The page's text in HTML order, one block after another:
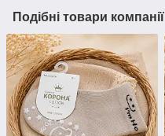
Подібні товари компанії